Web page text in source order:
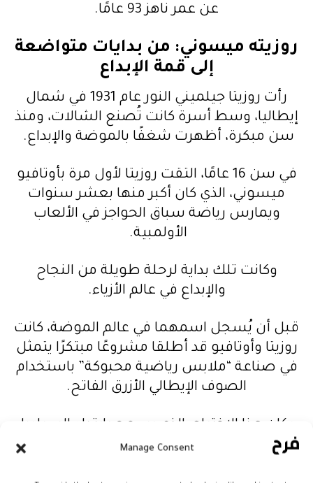
Manage Consent
عن عمر ناهز 93 عامًا.
روزيته ميسوني: من بدايات متواضعة
إلى قمة الإبداع
رأت روزيتا جيلميني النور عام 1931 في شمال
إيطاليا، وسط أسرة كانت تُصنع الشالات، ومنذ
سن مبكرة، أظهرت شغفًا بالموضة والإبداع.
في سن 16 عامًا، التقت روزيتا لأول مرة بأوتافيو
ميسوني، الذي كان أكبر منها بعشر سنوات
ويمارس رياضة سباق الحواجز في الألعاب
الأولمبية.
وكانت تلك بداية لرحلة طويلة من النجاح
والإبداع في عالم الأزياء.
قبل أن يُسجل اسمهما في عالم الموضة، كانت
روزيتا وأوتافيو قد أطلقا مشروعًا مبتكرًا يتمثل
في صناعة “ملابس رياضية محبوكة” باستخدام
الصوف الإيطالي الأزرق الفاتح.
وكان هذا الاختراع، الذي يسمح بارتداء السراويل
دون الحاجة إلى خلع الحذاء الرياضي، هو بداية